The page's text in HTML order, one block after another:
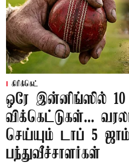
கிரிக்கெட்
ஒரே இன்னிங்ஸில் 10
விக்கெட்டுகள்...
செய்யும் டாப் 5
பந்துவீச்சாளர்கள்